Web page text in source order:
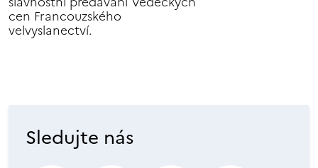
cen Francouzského
velvyslanectví.
Sledujte nás